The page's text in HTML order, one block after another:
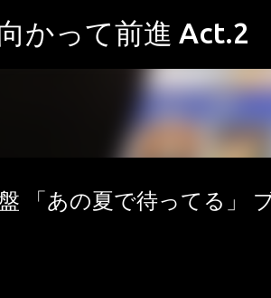
かって前進 Act.2
「あの夏で待ってる」